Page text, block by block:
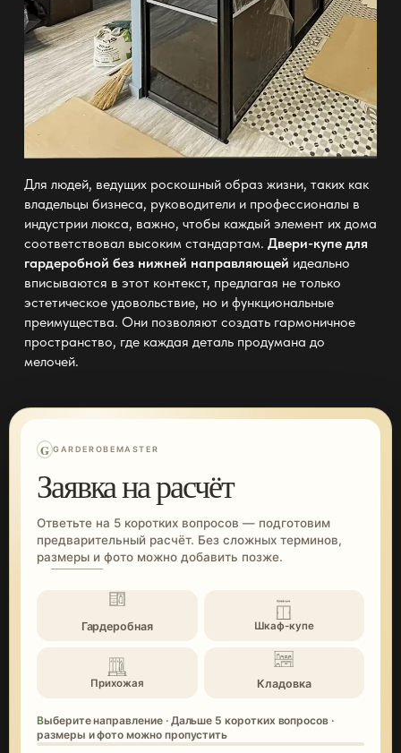
Для людей, ведущих роскошный образ жизни, таких как
владельцы бизнеса, руководители и профессионалы в
индустрии люкса, важно, чтобы каждый элемент их дома
соответствовал высоким стандартам. Двери-купе для
гардеробной без нижней направляющей идеально
вписываются в этот контекст, предлагая не только
эстетическое удовольствие, но и функциональные
преимущества. Они позволяют создать гармоничное
пространство, где каждая деталь продумана до
мелочей.
G GARDEROBEMASTER
Заявка на расчёт
Ответьте на 5 коротких вопросов — подготовим
предварительный расчёт. Без сложных терминов,
размеры и фото можно добавить позже.
Гардеробная Шкаф-купе
Прихожая Кладовка
Выберите направление · Дальше 5 коротких вопросов ·
размеры и фото можно пропустить